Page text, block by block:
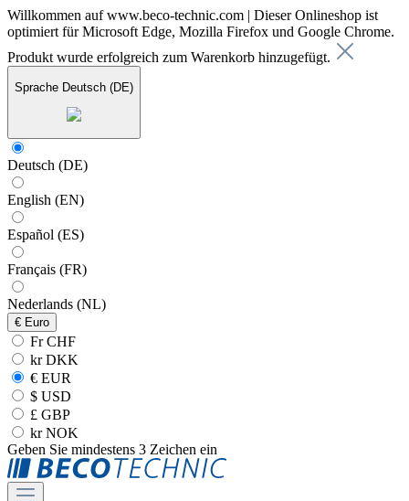
Willkommen auf www.beco-technic.com | Dieser Onlineshop ist
optimiert für Microsoft Edge, Mozilla Firefox und Google Chrome.
Produkt wurde erfolgreich zum Warenkorb hinzugefügt.
Sprache Deutsch (DE)
Deutsch (DE)
English (EN)
Español (ES)
Français (FR)
Nederlands (NL)
€ Euro
Fr CHF
kr DKK
€ EUR
$ USD
£ GBP
kr NOK
Geben Sie mindestens 3 Zeichen ein